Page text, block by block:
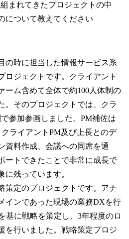
まれてきたプロジェクトの中
の時に担当した情報サービス系
ロジェクトです。クライアント
ーム含めて全体で約100人体制の
。そのプロジェクトでは、クラ
参加参画しました。PM補佐は
クライアントPM及び上長とのデ
資料作成、会議への同席を通
ートできたことで非常に成長で
に残っています。
策定のプロジェクトです。アナ
インであった現場の業務DXを行
基に戦略を策定し、3年程度のロ
を行いました。戦略策定プロジ